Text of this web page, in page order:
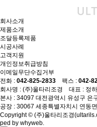
회사소개
제품소개
조달등록제품
시공사례
고객지원
개인정보취급방침
이메일무단수집거부
전화 : 042-825-2833 팩스 : 042-
회사명 : (주)울타리조경 대표 : 정
본사 : 34097 대전광역시 유성구 은
공장 : 30067 세종특별자치시 연동
Copyright © (주)울타리조경
ped by whyweb.